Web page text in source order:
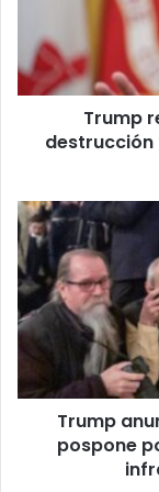
destrucción
total
si
reabre
de
Ormuz
Trump
destrucción
Trump
anuncia
conversaciones
con
Irán
y
pospone
5
posibles
Trump
pospone